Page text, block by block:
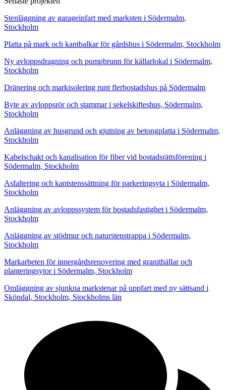
Stenläggning av garageinfart med marksten i Södermalm,
Stockholm
Platta på mark och kantbalkar för gårdshus i Södermalm, Stockholm
Ny avloppsdragning och pumpbrunn för källarlokal i Södermalm,
Stockholm
Dränering och markisolering runt flerbostadshus på Södermalm
Byte av avloppsrör och stammar i sekelskifteshus, Södermalm,
Stockholm
Anläggning av husgrund och gjutning av betongplatta i Södermalm,
Stockholm
Kabelschakt och kanalisation för fiber vid bostadsrättsförening i
Södermalm, Stockholm
Asfaltering och kantstenssättning för parkeringsyta i Södermalm,
Stockholm
Anläggning av avloppssystem för bostadsfastighet i Södermalm,
Stockholm
Anläggning av stödmur och naturstenstrappa i Södermalm,
Stockholm
Markarbeten för innergårdsrenovering med granithällar och
planteringsytor i Södermalm, Stockholm
Omläggning av sjunkna markstenar på uppfart med ny sättsand i
Sköndal, Stockholm, Stockholms län